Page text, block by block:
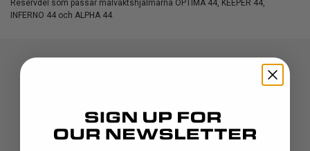
Reservdel som passar målvaktshjälmarna OPTIMA 44, KEEPER 44,
INFERNO 44 och ALPHA 44.